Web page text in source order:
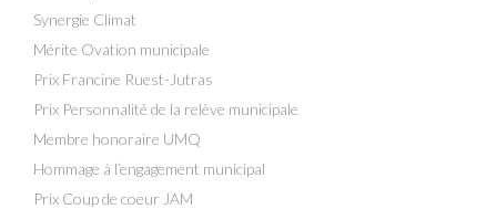
Synergie Climat
Mérite Ovation municipale
Prix Francine Ruest-Jutras
Prix Personnalité de la relève municipale
Membre honoraire UMQ
Hommage à l’engagement municipal
Prix Coup de coeur JAM